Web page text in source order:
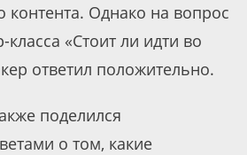
контента. Однако на вопрос
класса «Стоит ли идти во
ответил положительно.
поделился
о том, какие